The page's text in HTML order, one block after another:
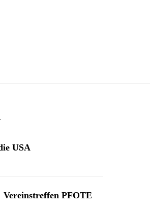
USA
Vereinstreffen PFOTE